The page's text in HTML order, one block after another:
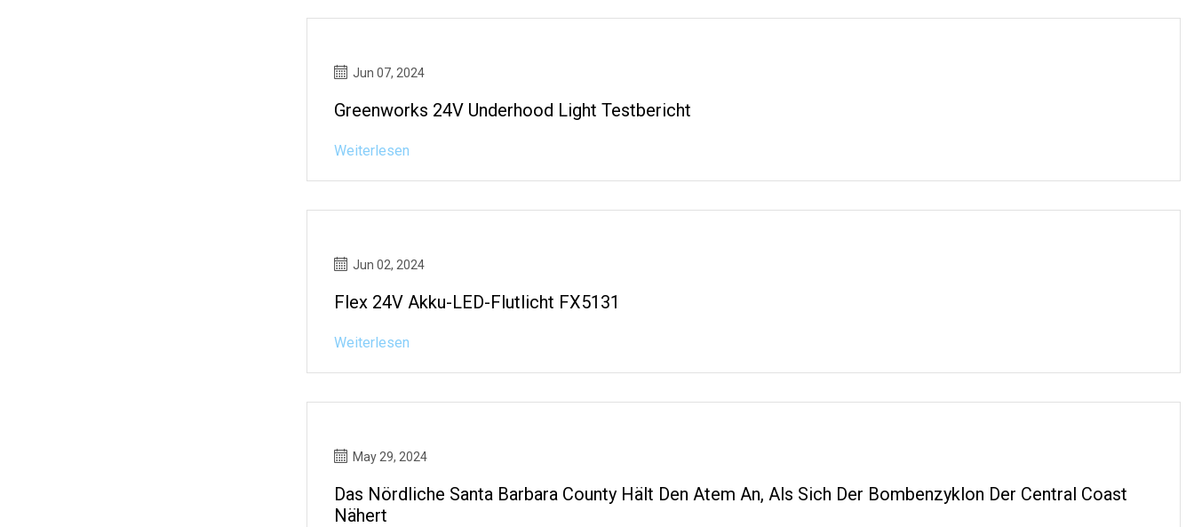
Jun 07, 2024
Greenworks 24V Underhood Light Testbericht
Weiterlesen
Jun 02, 2024
Flex 24V Akku-LED-Flutlicht FX5131
Weiterlesen
May 29, 2024
Das Nördliche Santa Barbara County Hält Den Atem An, Als Sich Der Bombenzyklon Der Central Coast
Nähert